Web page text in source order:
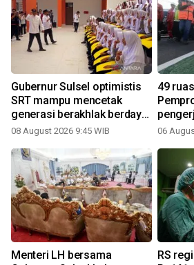
Gubernur Sulsel optimistis
SRT mampu mencetak
generasi berakhlak berdaya
saing
08 August 2026 9:45 WIB
49
06
Menteri LH bersama
RS